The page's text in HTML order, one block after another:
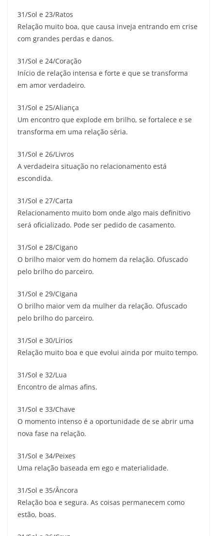
31/Sol e 23/Ratos
Relação muito boa, que causa inveja entrando em crise
com grandes perdas e danos.
31/Sol e 24/Coração
Início de relação intensa e forte e que se transforma
em amor verdadeiro.
31/Sol e 25/Aliança
Um encontro que explode em brilho, se fortalece e se
transforma em uma relação séria.
31/Sol e 26/Livros
A verdadeira situação no relacionamento está
escondida.
31/Sol e 27/Carta
Relacionamento muito bom onde algo mais definitivo
será oficializado. Pode ser pedido de casamento.
31/Sol e 28/Cigano
O brilho maior vem do homem da relação. Ofuscado
pelo brilho do parceiro.
31/Sol e 29/Cigana
O brilho maior vem da mulher da relação. Ofuscado
pelo brilho do parceiro.
31/Sol e 30/Lírios
Relação muito boa e que evolui ainda por muito tempo.
31/Sol e 32/Lua
Encontro de almas afins.
31/Sol e 33/Chave
O momento intenso é a oportunidade de se abrir uma
nova fase na relação.
31/Sol e 34/Peixes
Uma relação baseada em ego e materialidade.
31/Sol e 35/Âncora
Relação boa e segura. As coisas permanecem como
estão, boas.